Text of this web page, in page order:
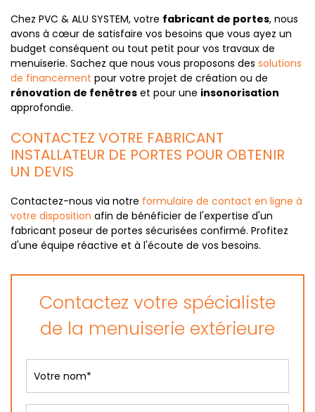
Chez PVC & ALU SYSTEM, votre fabricant de portes, nous
avons à cœur de satisfaire vos besoins que vous ayez un
budget conséquent ou tout petit pour vos travaux de
menuiserie. Sachez que nous vous proposons des solutions
de financement pour votre projet de création ou de
rénovation de fenêtres et pour une insonorisation
approfondie.
CONTACTEZ VOTRE FABRICANT
INSTALLATEUR DE PORTES POUR OBTENIR
UN DEVIS
Contactez-nous via notre formulaire de contact en ligne à
votre disposition afin de bénéficier de l'expertise d'un
fabricant poseur de portes sécurisées confirmé. Profitez
d'une équipe réactive et à l'écoute de vos besoins.
Contactez votre spécialiste
de la menuiserie extérieure